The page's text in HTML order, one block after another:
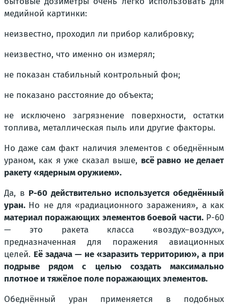
медийной картинки:
неизвестно, проходил ли прибор калибровку;
неизвестно, что именно он измерял;
не показан стабильный контрольный фон;
не показано расстояние до объекта;
не исключено загрязнение поверхности, остатки
топлива, металлическая пыль или другие факторы.
Но даже сам факт наличия элементов с обеднённым
ураном, как я уже сказал выше, всё равно не делает
ракету«ядерным оружием».
Да, в Р-60 действительно используется обеднённый
уран. Но не для «радиационного заражения», а как
материал поражающих элементов боевой части.Р-60
— это ракета класса «воздух–воздух»,
предназначенная для поражения авиационных
целей. Её задача — не «заразить территорию», а при
подрыве рядом с целью создать максимально
плотное и тяжёлое поле поражающих элементов.
Обеднённый уран применяется в подобных